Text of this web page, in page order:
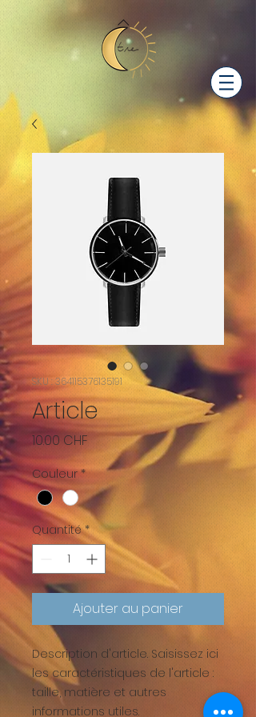
SKU : 364115376135191
Article
10.00 CHF Prix
Couleur *
Quantité *
Ajouter au panier
Description d'article. Saisissez ici
les caractéristiques de l'article :
taille, matière et autres
informations utiles.